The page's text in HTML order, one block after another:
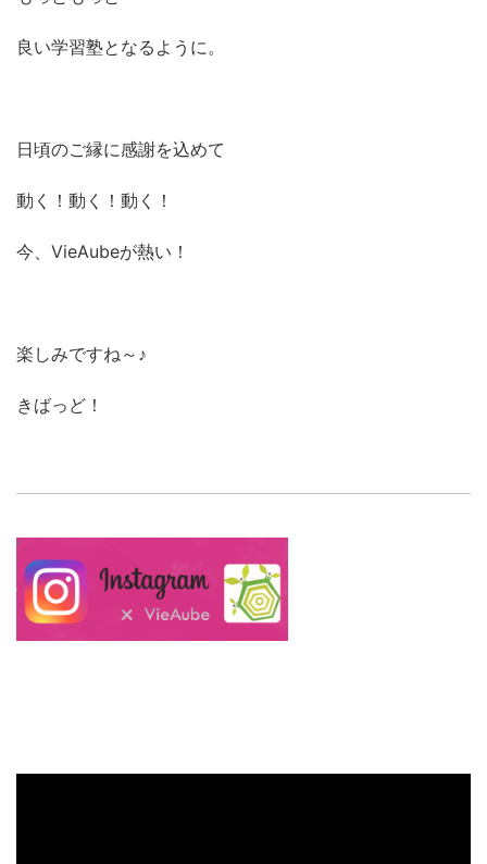
良い学習塾となるように。
日頃のご縁に感謝を込めて
動く！動く！動く！
今、VieAubeが熱い！
楽しみですね～♪
きばっど！